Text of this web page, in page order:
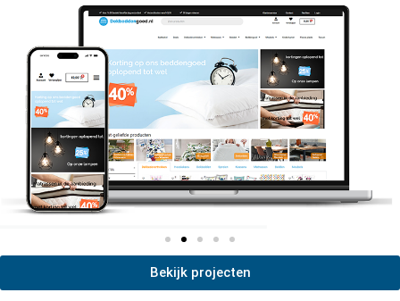
Bekijk projecten